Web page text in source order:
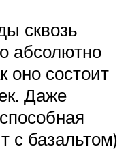
сквозь
абсолютно
оно состоит
Даже
с базальтом)